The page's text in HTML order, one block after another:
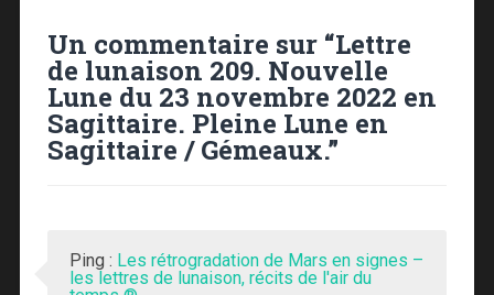
Un commentaire sur “Lettre
de lunaison 209. Nouvelle
Lune du 23 novembre 2022 en
Sagittaire. Pleine Lune en
Sagittaire / Gémeaux.”
Ping : Les rétrogradation de Mars en signes –
les lettres de lunaison, récits de l'air du